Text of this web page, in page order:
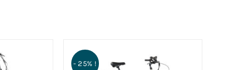
- 25% !